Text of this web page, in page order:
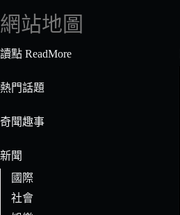
網站地圖
讀點 ReadMore
熱門話題
奇聞趣事
新聞
國際
社會